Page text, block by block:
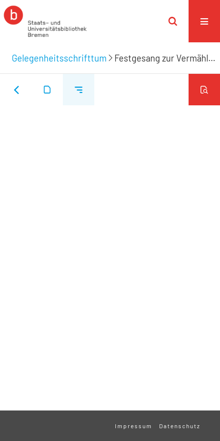
Gelegenheitsschrifttum Festgesang zur Vermählungsfeier des Herrn Eduard Segnitz und der Jungfrau Sophie Osterloh am 20. July 1832
Impressum Datenschutz